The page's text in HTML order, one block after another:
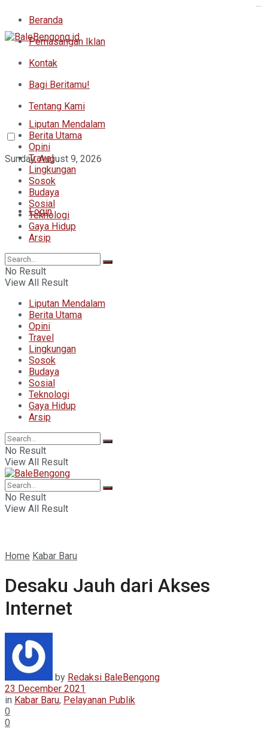
Beranda
Pemasangan Iklan
Kontak
Bagi Beritamu!
Tentang Kami
Sunday, August 9, 2026
Login
Liputan Mendalam
Berita Utama
Opini
Travel
Lingkungan
Sosok
Budaya
Sosial
Teknologi
Gaya Hidup
Arsip
No Result
View All Result
Liputan Mendalam
Berita Utama
Opini
Travel
Lingkungan
Sosok
Budaya
Sosial
Teknologi
Gaya Hidup
Arsip
No Result
View All Result
No Result
View All Result
Home Kabar Baru
Desaku Jauh dari Akses
Internet
by Redaksi BaleBengong
23 December 2021
in Kabar Baru, Pelayanan Publik
0
0